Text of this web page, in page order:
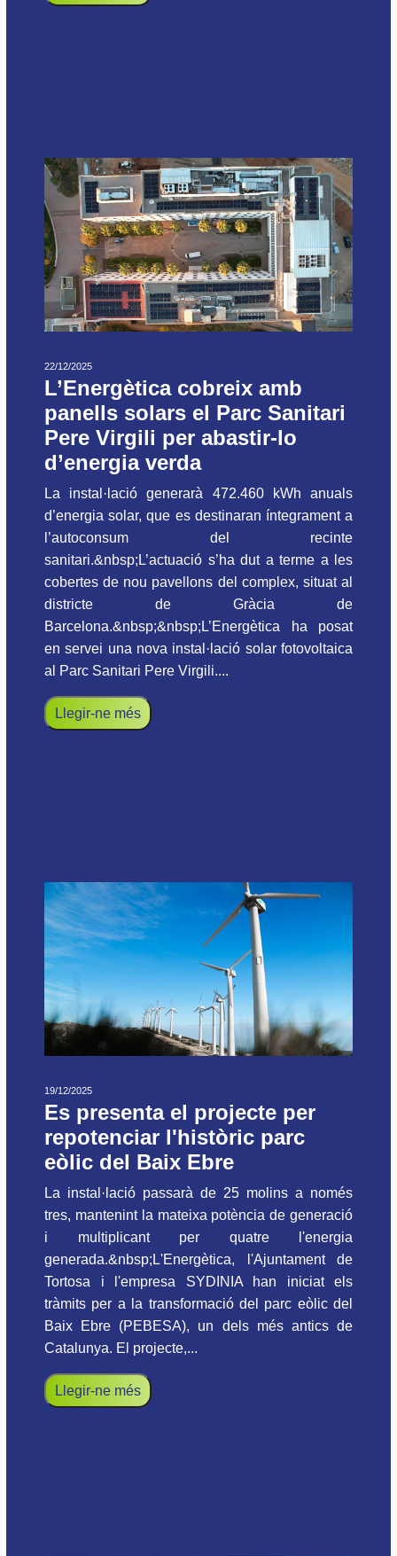
22/12/2025
L’Energètica cobreix amb
panells solars el Parc Sanitari
Pere Virgili per abastir-lo
d’energia verda
La instal·lació generarà 472.460 kWh anuals
d’energia solar, que es destinaran íntegrament a
l’autoconsum del recinte
sanitari.&nbsp;L’actuació s’ha dut a terme a les
cobertes de nou pavellons del complex, situat al
districte de Gràcia de
Barcelona.&nbsp;&nbsp;L’Energètica ha posat
en servei una nova instal·lació solar fotovoltaica
al Parc Sanitari Pere Virgili....
Llegir-ne més
19/12/2025
Es presenta el projecte per
repotenciar l'històric parc
eòlic del Baix Ebre
La instal·lació passarà de 25 molins a només
tres, mantenint la mateixa potència de generació
i multiplicant per quatre l'energia
generada.&nbsp;L'Energètica, l'Ajuntament de
Tortosa i l'empresa SYDINIA han iniciat els
tràmits per a la transformació del parc eòlic del
Baix Ebre (PEBESA), un dels més antics de
Catalunya. El projecte,...
Llegir-ne més